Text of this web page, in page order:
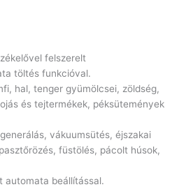
felszerelt
töltés funkcióval.
hal, tenger gyümölcsei, zöldség,
és tejtermékek, péksütemények
vákuumsütés, éjszakai
füstölés, pácolt húsok,
automata beállítással.